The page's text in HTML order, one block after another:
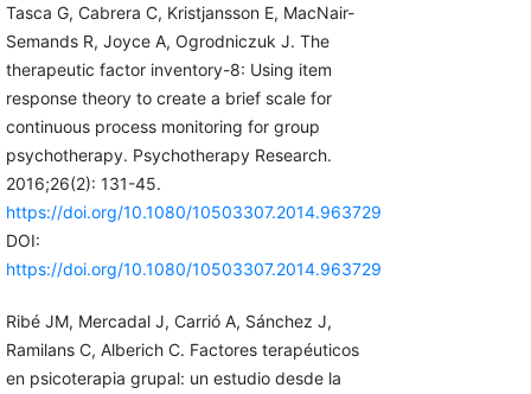
Tasca G, Cabrera C, Kristjansson E, MacNair-
Semands R, Joyce A, Ogrodniczuk J. The
therapeutic factor inventory-8: Using item
response theory to create a brief scale for
continuous process monitoring for group
psychotherapy. Psychotherapy Research.
2016;26(2): 131-45.
https://doi.org/10.1080/10503307.2014.963729
DOI:
https://doi.org/10.1080/10503307.2014.963729
Ribé JM, Mercadal J, Carrió A, Sánchez J,
Ramilans C, Alberich C. Factores terapéuticos
en psicoterapia grupal: un estudio desde la